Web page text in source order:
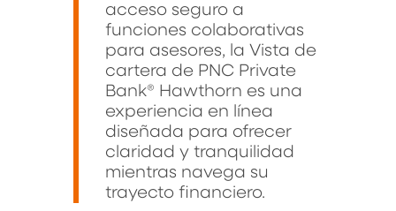
acceso seguro a
funciones colaborativas
para asesores, la Vista de
cartera de PNC Private
Bank® Hawthorn es una
experiencia en línea
diseñada para ofrecer
claridad y tranquilidad
mientras navega su
trayecto financiero.